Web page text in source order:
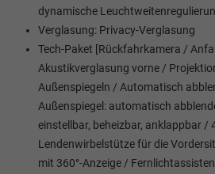
dynamische
Verglasung: Privacy-Verglasung
Tech-Paket [Rückfahrkamera /
Akustikverglasung vorne /
Außenspiegeln / Automatisch
Außenspiegel: automatisch
einstellbar, beheizbar, anklappbar /
Lendenwirbelstütze für die
mit 360°-Anzeige /